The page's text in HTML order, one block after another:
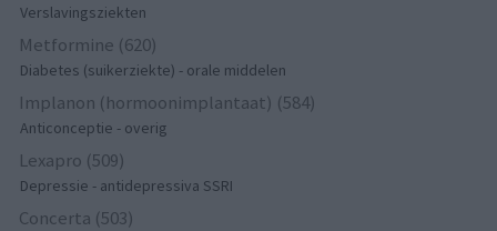
Verslavingsziekten
Metformine (620)
Diabetes (suikerziekte) - orale middelen
Implanon (hormoonimplantaat) (584)
Anticonceptie - overig
Lexapro (509)
Depressie - antidepressiva SSRI
Concerta (503)